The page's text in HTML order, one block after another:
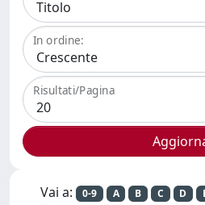
In ordine:
Risultati/Pagina
Vai a: 0-9 A B C D